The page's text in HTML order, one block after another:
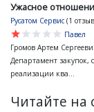
Ужасное
Русатом Сервис (1
star
star
star
star
star
Павел
Громов Артем
Департамент закупок,
реализации ква...
Читайте на